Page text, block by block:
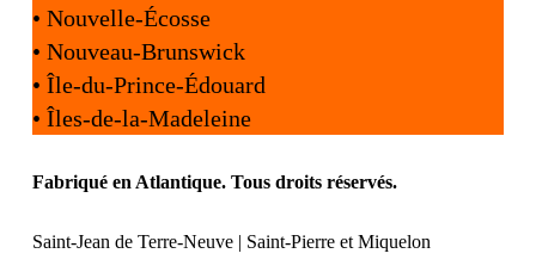
• Nouvelle-Écosse
• Nouveau-Brunswick
• Île-du-Prince-Édouard
• Îles-de-la-Madeleine
Fabriqué en Atlantique. Tous droits réservés.
Saint-Jean de Terre-Neuve | Saint-Pierre et Miquelon